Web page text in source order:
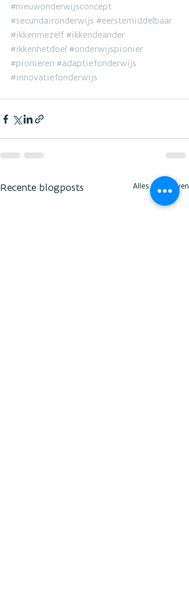
#nieuwonderwijsconcept
#secundaironderwijs #eerstemiddelbaar
#ikkenmezelf #ikkendeander
#ikkenhetdoel #onderwijspionier
#pionieren #adaptiefonderwijs
#innovatiefonderwijs
Recente blogposts Alles weergeven